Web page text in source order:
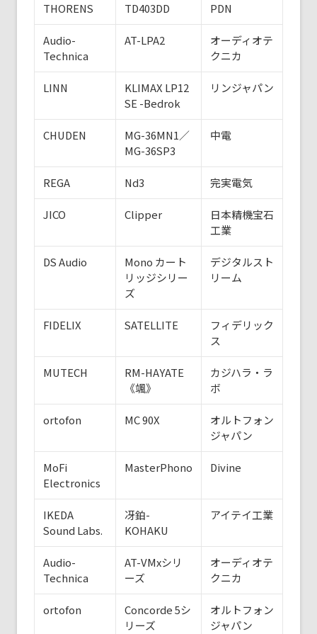
THORENS TD403DD PDN
Audio-
Technica
AT-LPA2
オーディオテ
クニカ
LINN
KLIMAX LP12
SE -Bedrok
リンジャパン
CHUDEN
MG-36MN1／
MG-36SP3
中電
REGA Nd3 完実電気
JICO Clipper
日本精機宝石
工業
DS Audio
Mono カート
リッジシリー
ズ
デジタルスト
リーム
FIDELIX SATELLITE
フィデリック
ス
MUTECH
RM-HAYATE
《颯》
カジハラ・ラ
ボ
ortofon MC 90X
オルトフォン
ジャパン
MoFi
Electronics
MasterPhono Divine
IKEDA
Sound Labs.
冴鉑-
KOHAKU
アイテイ工業
Audio-
Technica
AT-VMxシリ
ーズ
オーディオテ
クニカ
ortofon
Concorde 5シ
リーズ
オルトフォン
ジャパン